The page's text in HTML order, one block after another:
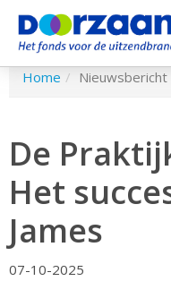
Spring
inhoud
Home Nieuwsbericht
De
Het
James
07-10-2025